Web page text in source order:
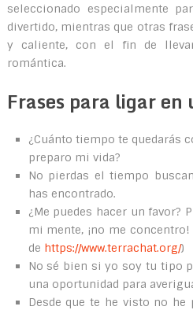
seleccionado especialmente
divertido, mientras que otras
y caliente, con el fin de
romántica.
Frases para ligar
¿Cuánto tiempo te quedarás
preparo mi vida?
No pierdas el tiempo
has encontrado.
¿Me puedes hacer un favor?
mi mente, ¡no me
de https://www.terrachat.org/)
No sé bien si yo soy tu tipo
una oportunidad para
Desde que te he visto no